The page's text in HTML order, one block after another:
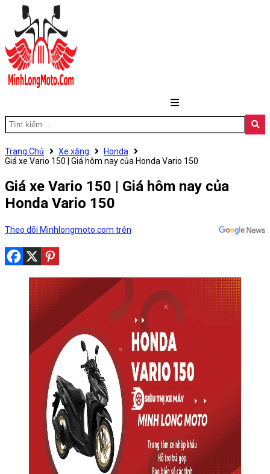
Trang Chủ Xe xăng
Honda
Giá xe Vario 150 | Giá hôm nay của Honda Vario 150
Giá xe Vario 150 | Giá hôm nay của
Honda Vario 150
Theo dõi Minhlongmoto.com trên